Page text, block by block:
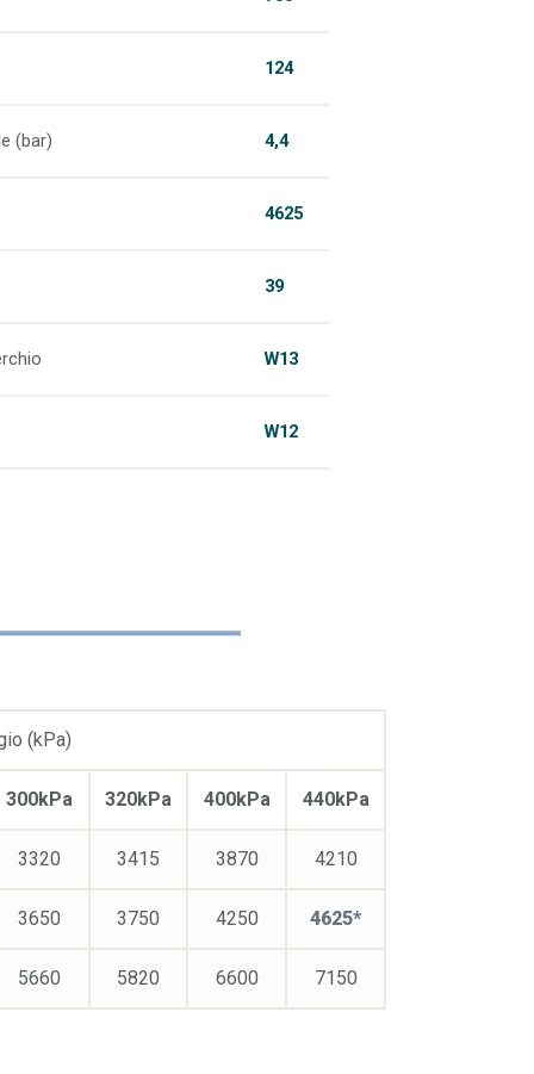
124
(bar) 4,4
4625
39
W13
W12
(kPa)
300kPa
3320
3650
5660
320kPa
3415
3750
5820
400kPa
3870
4250
6600
440kPa
4210
4625*
7150